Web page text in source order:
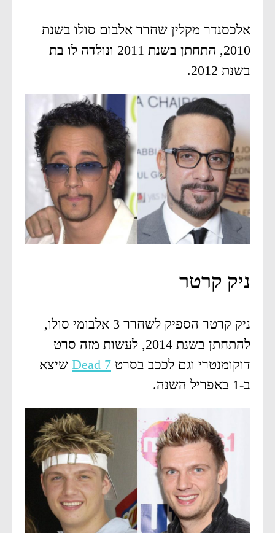
אלכסנדר מקלין שחרר אלבום סולו בשנת
2010, התחתן בשנת 2011 ונולדה לו בת
בשנת 2012.
ניק קרטר
ניק קרטר הספיק לשחרר 3 אלבומי סולו,
להתחתן בשנת 2014, לעשות מזה סרט
דוקומנטרי וגם לככב בסרט Dead 7 שיצא
ב-1 באפריל השנה.